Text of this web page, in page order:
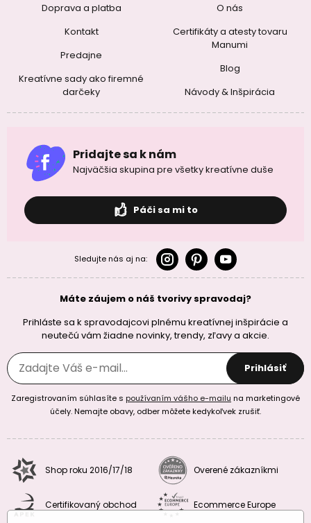
Doprava a platba
Kontakt
Predajne
Kreatívne sady ako firemné
darčeky
O nás
Certifikáty a atesty tovaru
Manumi
Blog
Návody & Inšpirácia
Pridajte sa k nám
Najväčšia skupina pre všetky kreatívne duše
Páči sa mi to
Sledujte nás aj na:
Máte záujem o náš tvorivy spravodaj?
Prihláste sa k spravodajcovi plnému kreatívnej inšpirácie a
neutečú vám žiadne novinky, trendy, zľavy a akcie.
Prihlásiť
Zaregistrovaním súhlasíte s používaním vášho e-mailu na marketingové
účely. Nemajte obavy, odber môžete kedykoľvek zrušiť.
Shop roku 2016/17/18 Overené zákazníkmi
Certifikovaný obchod Ecommerce Europe